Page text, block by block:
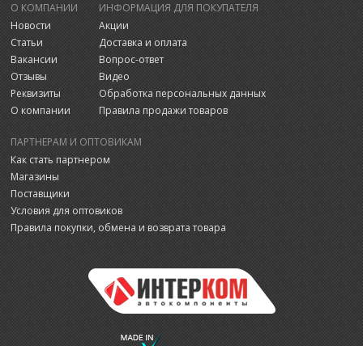
О КОМПАНИИ
Новости
Статьи
Вакансии
Отзывы
Реквизиты
О компании
ИНФОРМАЦИЯ ДЛЯ ПОКУПАТЕЛЯ
Акции
Доставка и оплата
Вопрос-ответ
Видео
Обработка персональных данных
Правила продажи товаров
ПАРТНЕРАМ И ОПТОВИКАМ
Как стать партнером
Магазины
Поставщики
Условия для оптовиков
Правила покупки, обмена и возврата товара